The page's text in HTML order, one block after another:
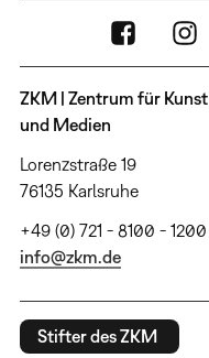
ZKM | Zentrum für Kunst
und Medien
Lorenzstraße 19
76135 Karlsruhe
+49 (0) 721 - 8100 - 1200
info@zkm.de
Stifter des ZKM